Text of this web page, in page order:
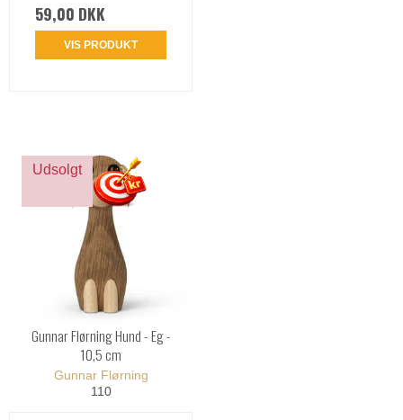
59,00 DKK
VIS PRODUKT
Udsolgt
Gunnar Flørning Hund - Eg -
10,5 cm
Gunnar Flørning
110